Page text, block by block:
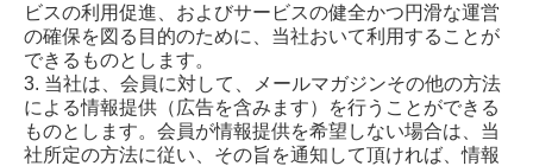
ビスの利用促進、およびサービスの健全かつ円滑な運営
の確保を図る目的のために、当社おいて利用することが
できるものとします。
3. 当社は、会員に対して、メールマガジンその他の方法
による情報提供（広告を含みます）を行うことができる
ものとします。会員が情報提供を希望しない場合は、当
社所定の方法に従い、その旨を通知して頂ければ、情報